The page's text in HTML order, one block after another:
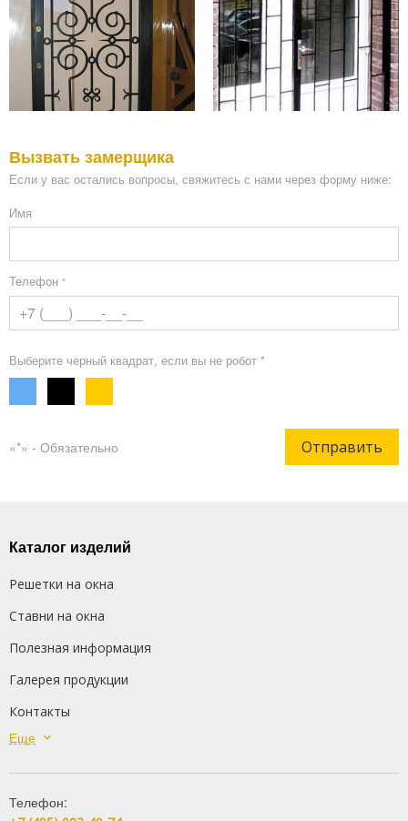
Вызвать замерщика
Если у вас остались вопросы, свяжитесь с нами через форму ниже:
Имя
Телефон *
Выберите черный квадрат, если вы не робот *
«*» - Обязательно Отправить
Каталог изделий
Решетки на окна
Ставни на окна
Полезная информация
Галерея продукции
Контакты
Сварные решетки
Кованые решетки
Распашные решетки
Еще
Телефон: